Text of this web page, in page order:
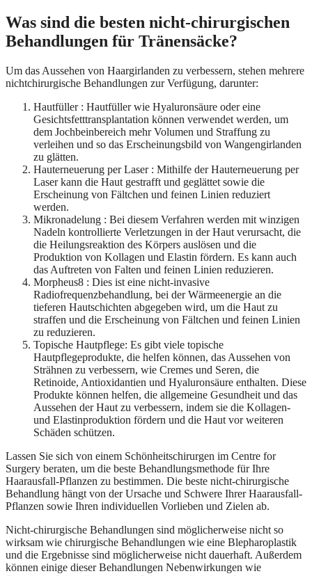
Was sind die besten nicht-chirurgischen
Behandlungen für Tränensäcke?
Um das Aussehen von Haargirlanden zu verbessern, stehen mehrere
nichtchirurgische Behandlungen zur Verfügung, darunter:
Hautfüller : Hautfüller wie Hyaluronsäure oder eine
Gesichtsfetttransplantation können verwendet werden, um
dem Jochbeinbereich mehr Volumen und Straffung zu
verleihen und so das Erscheinungsbild von Wangengirlanden
zu glätten.
Hauterneuerung per Laser : Mithilfe der Hauterneuerung per
Laser kann die Haut gestrafft und geglättet sowie die
Erscheinung von Fältchen und feinen Linien reduziert
werden.
Mikronadelung : Bei diesem Verfahren werden mit winzigen
Nadeln kontrollierte Verletzungen in der Haut verursacht, die
die Heilungsreaktion des Körpers auslösen und die
Produktion von Kollagen und Elastin fördern. Es kann auch
das Auftreten von Falten und feinen Linien reduzieren.
Morpheus8 : Dies ist eine nicht-invasive
Radiofrequenzbehandlung, bei der Wärmeenergie an die
tieferen Hautschichten abgegeben wird, um die Haut zu
straffen und die Erscheinung von Fältchen und feinen Linien
zu reduzieren.
Topische Hautpflege: Es gibt viele topische
Hautpflegeprodukte, die helfen können, das Aussehen von
Strähnen zu verbessern, wie Cremes und Seren, die
Retinoide, Antioxidantien und Hyaluronsäure enthalten. Diese
Produkte können helfen, die allgemeine Gesundheit und das
Aussehen der Haut zu verbessern, indem sie die Kollagen-
und Elastinproduktion fördern und die Haut vor weiteren
Schäden schützen.
Lassen Sie sich von einem Schönheitschirurgen im Centre for
Surgery beraten, um die beste Behandlungsmethode für Ihre
Haarausfall-Pflanzen zu bestimmen. Die beste nicht-chirurgische
Behandlung hängt von der Ursache und Schwere Ihrer Haarausfall-
Pflanzen sowie Ihren individuellen Vorlieben und Zielen ab.
Nicht-chirurgische Behandlungen sind möglicherweise nicht so
wirksam wie chirurgische Behandlungen wie eine Blepharoplastik
und die Ergebnisse sind möglicherweise nicht dauerhaft. Außerdem
können einige dieser Behandlungen Nebenwirkungen wie